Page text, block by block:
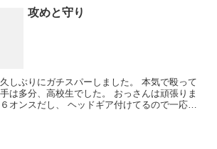
攻めと守り
しぶりにガチスパーしました。 本気で殴って
は多分、高校生でした。 おっさんは頑張りま
オンスだし、 ヘッドギア付けてるので一応安